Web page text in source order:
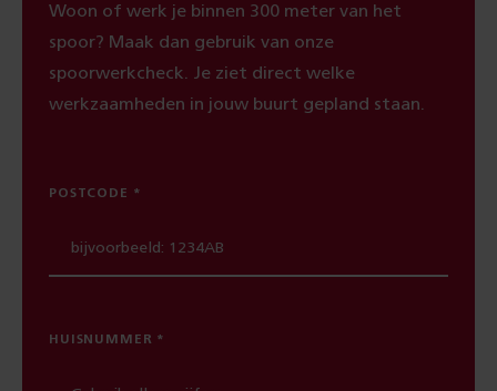
Woon of werk je binnen 300 meter van het
spoor? Maak dan gebruik van onze
spoorwerkcheck. Je ziet direct welke
werkzaamheden in jouw buurt gepland staan.
POSTCODE
HUISNUMMER